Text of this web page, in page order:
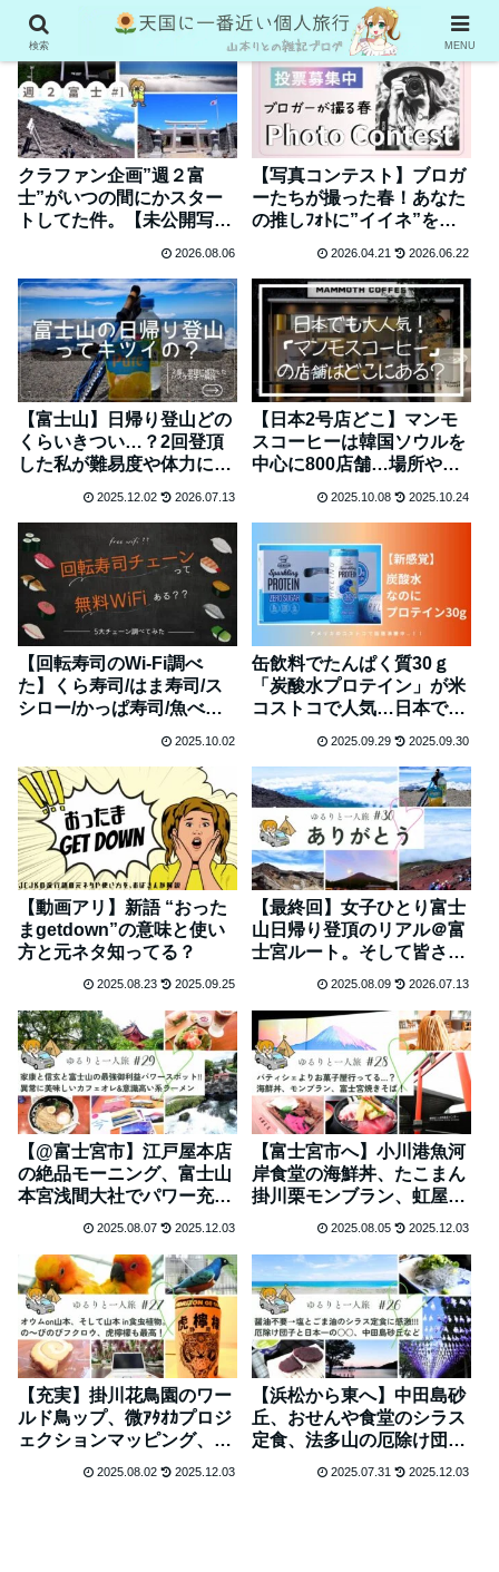
クラファン企画”週２富
士”がいつの間にかスター
トしてた件。【未公開写真
2026.08.06
【写真コンテスト】ブロガ
ーたちが撮った春！あなた
の推しﾌｫﾄに”イイネ”をく
2026.04.21 2026.06.22
【富士山】日帰り登山どの
くらいきつい…？2回登頂
した私が難易度や体力につ
2025.12.02 2026.07.13
【日本2号店どこ】マンモ
スコーヒーは韓国ソウルを
中心に800店舗…場所やメ
2025.10.08 2025.10.24
【回転寿司のWi-Fi調べ
た】くら寿司/はま寿司/ス
シロー/かっぱ寿司/魚べ
2025.10.02
缶飲料でたんぱく質30ｇ
「炭酸水プロテイン」が米
コストコで人気…日本での
2025.09.29 2025.09.30
【動画アリ】新語 “おった
まgetdown”の意味と使い
方と元ネタ知ってる？
2025.08.23 2025.09.25
【最終回】女子ひとり富士
山日帰り登頂のリアル＠富
士宮ルート。そして皆さま
ありがとう #30
2025.08.09 2026.07.13
【@富士宮市】江戸屋本店
の絶品モーニング、富士山
本宮浅間大社でパワー充
電、やまだ食堂も麵屋ブル
2025.08.07 2025.12.03
【富士宮市へ】小川港魚河
岸食堂の海鮮丼、たこまん
掛川栗モンブラン、虹屋ミ
ミの富士宮焼きそばと、世
2025.08.05 2025.12.03
【充実】掛川花鳥園のワー
ルド鳥ップ、微ｱﾀｵｶプロジ
ェクションマッピング、日
本一おいしいレモンサワー
2025.08.02 2025.12.03
【浜松から東へ】中田島砂
丘、おせんや食堂のシラス
定食、法多山の厄除け団
子、地元スーパーLUCK
2025.07.31 2025.12.03
検索 MENU